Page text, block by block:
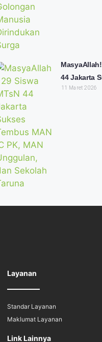
44 Jakarta
11 Maret 2026
Layanan
Standar Layanan
Maklumat Layanan
Link Lainnya